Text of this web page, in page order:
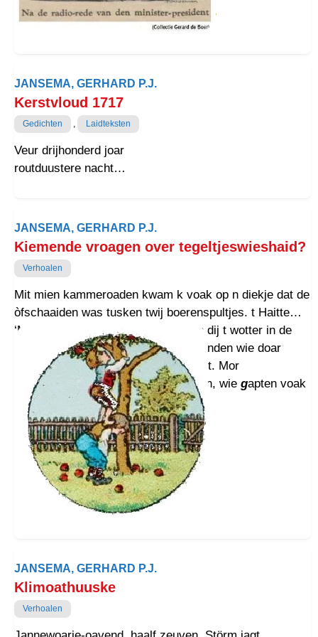
JANSEMA, GERHARD P.J.
Kerstvloud 1717
Gedichten , Laidteksten
Veur drijhonderd joar
routduustere nacht
doar bie Wierhoezen aan t Wad
Gain zodden meer aan diek
Van Seeratt gain macht
dou wazzen polderstreken
nait veul in de reken
bie bestuurders in Stad
JANSEMA, GERHARD P.J.
Kiemende vroagen over tegeltjeswieshaid?
Verhoalen
Mit mien kammeroaden kwam k voak op n diekje dat de
òfschaaiden was tusken twij boerenspultjes. t Haitte
‘Moaldiekje’; aan kop ston n meulen dij t wotter in de
polder regelde. As kwoajonges struunden wie doar
geern, en bie t boerenhaim doarnoast. Mor
aigenoar/boer wol der gainent hebben, wie gapten voak
n appeltje uut zien appelhof.
JANSEMA, GERHARD P.J.
Klimoathuuske
Verhoalen